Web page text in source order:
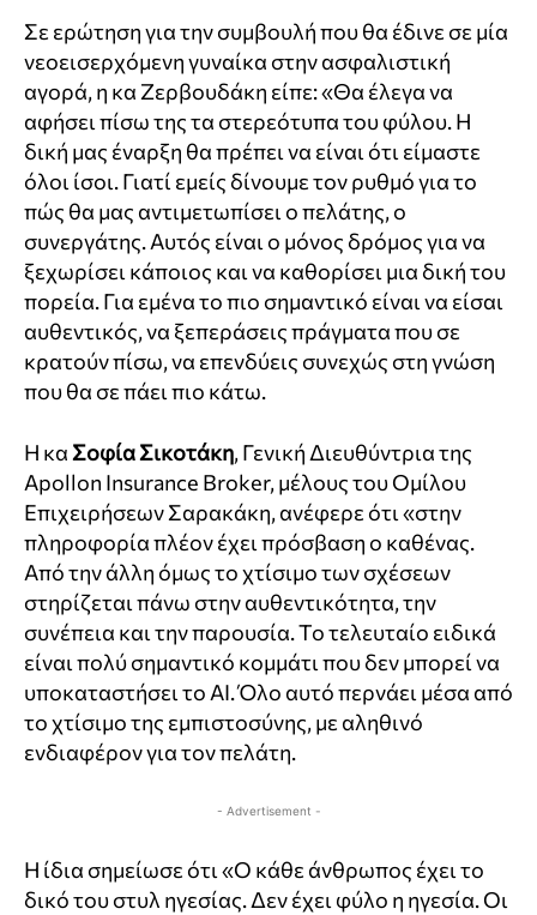
Σε ερώτηση για την συμβουλή που θα έδινε σε μία
νεοεισερχόμενη γυναίκα στην ασφαλιστική
αγορά, η κα Ζερβουδάκη είπε: «Θα έλεγα να
αφήσει πίσω της τα στερεότυπα του φύλου. Η
δική μας έναρξη θα πρέπει να είναι ότι είμαστε
όλοι ίσοι. Γιατί εμείς δίνουμε τον ρυθμό για το
πώς θα μας αντιμετωπίσει ο πελάτης, ο
συνεργάτης. Αυτός είναι ο μόνος δρόμος για να
ξεχωρίσει κάποιος και να καθορίσει μια δική του
πορεία. Για εμένα το πιο σημαντικό είναι να είσαι
αυθεντικός, να ξεπεράσεις πράγματα που σε
κρατούν πίσω, να επενδύεις συνεχώς στη γνώση
που θα σε πάει πιο κάτω.
Η καΣοφία Σικοτάκη, Γενική Διευθύντρια της
Apollon Insurance Broker, μέλους του Ομίλου
Επιχειρήσεων Σαρακάκη, ανέφερε ότι «στην
πληροφορία πλέον έχει πρόσβαση ο καθένας.
Από την άλλη όμως το χτίσιμο των σχέσεων
στηρίζεται πάνω στην αυθεντικότητα, την
συνέπεια και την παρουσία. Το τελευταίο ειδικά
είναι πολύ σημαντικό κομμάτι που δεν μπορεί να
υποκαταστήσει το ΑΙ. Όλο αυτό περνάει μέσα από
το χτίσιμο της εμπιστοσύνης, με αληθινό
ενδιαφέρον για τον πελάτη.
- Advertisement -
Η ίδια σημείωσε ότι «Ο κάθε άνθρωπος έχει το
δικό του στυλ ηγεσίας. Δεν έχει φύλο η ηγεσία. Οι